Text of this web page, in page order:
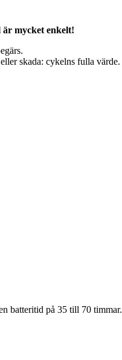
mycket enkelt!
skada: cykelns fulla värde.
batteritid på 35 till 70 timmar.